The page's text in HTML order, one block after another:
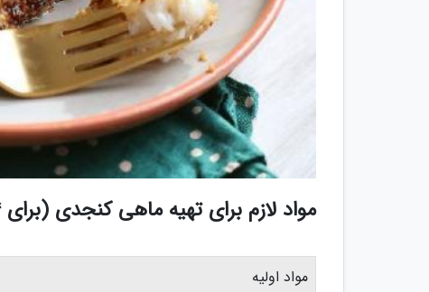
مواد لازم برای تهیه ماهی کنجدی (برای 4 نفر)
مواد اولیه